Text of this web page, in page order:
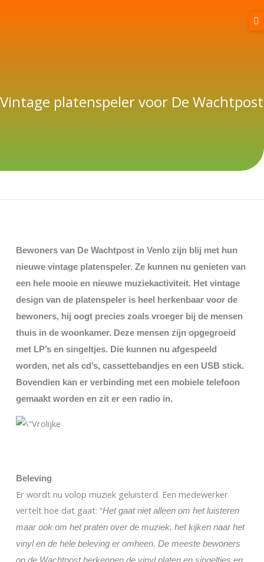
Wie wij zijn
Vintage platenspeler voor De Wachtpost
Bewoners van De Wachtpost in Venlo zijn blij met hun
nieuwe vintage platenspeler. Ze kunnen nu genieten van
een hele mooie en nieuwe muziekactiviteit. Het vintage
design van de platenspeler is heel herkenbaar voor de
bewoners, hij oogt precies zoals vroeger bij de mensen
thuis in de woonkamer. Deze mensen zijn opgegroeid
met LP’s en singeltjes. Die kunnen nu afgespeeld
worden, net als cd’s, cassettebandjes en een USB stick.
Bovendien kan er verbinding met een mobiele telefoon
gemaakt worden en zit er een radio in.
Beleving
Er wordt nu volop muziek geluisterd. Een medewerker
vertelt hoe dat gaat: “Het gaat niet alleen om het luisteren
maar ook om het praten over de muziek, het kijken naar het
vinyl en de hele beleving er omheen. De meeste bewoners